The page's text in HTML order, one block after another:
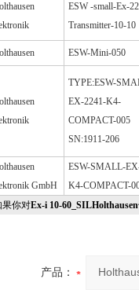
ESW -small-Ex-
Transmitter-10-10
ESW-Mini-050
TYPE:ESW-
EX-2241-K4-
COMPACT-005
SN:1911-206
GmbH
ESW-SMALL-
K4-COMPACT-
你对Ex-i 10-
产品：